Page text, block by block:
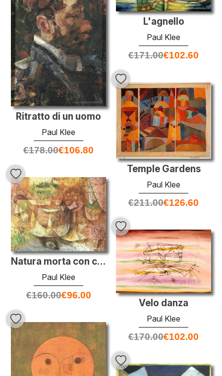
L'agnello
Paul Klee
€171.00€102.60
Ritratto di un uomo
Paul Klee
€178.00€106.80
Temple Gardens
Paul Klee
€211.00€126.60
Natura morta con colomba
Paul Klee
€160.00€96.00
Velo danza
Paul Klee
€170.00€102.00